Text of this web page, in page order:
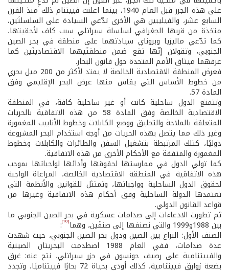
على هذه الجزر قبل العام 1940، بينما اعلنت فييتنام ذلك منذ القرن
السابع عشر، والفيليبين هي الأخرى تدّعي السيادة على السلسلتَين،
متخذة من قربها الجغرافي لسلسلة سبراتلي سبب كاف لأحقيتها،
كما تدّعي ماليزيا وبروناي سيادتهما على منطقة في بحر الصين
الجنوبي، وتقولان إنّها تقع ضمن منطقتَيهما الاقتصاديتَين كما
عرفهما ميثاق الأمم المتحدة حول قانون البحار.
فعرض المنطقة الاقتصادية الخالصة لا يمتد لأكثر من 200 ميل بحري
من خطوط الأساس التي يقاس منها عرض البحر الإقليمي وفق
المادة 57.
وتتمتع الدول ساحلية كانت أو غير ساحلية كافة، في المنطقة
الاقتصادية الخالصة وفق المادة 58 من هذه الاتفاقية بالحريات
المتعلقة بالملاحة والتحليق ووضع الكابلات وخطوط الأنابيب المغمورة
وغير ذلك مما يتصل بهذه الحريات من أوجه استخدام البحر المشروعة
دوليًا، كتلك المرتبطة بتشغيل السفن والطائرات والكابلات وخطوط
المغمورة والمتفقة مع الأحكام الأخرى من هذه الاتفاقية.
كما تولي الدول في ممارستها لحقوقها وأدائها لواجباتها بموجب
هذه الاتفاقية في المنطقة الاقتصادية الخالصة، المراعاة الواجبة
لحقوق الدول الساحلية وواجباتها، وتمتثل للقوانين والأنظمة التي
تعتمدها الدولة الساحلية وفق أحكام هذه الاتفاقية وغيرها من
قواعد القانون الدولي.
ثم تطورت الادعاءات إلى صدامات عسكرية في بحر الصين الجنوبي ما
بين 1988و1999 والتي نصنفها إلى صنفَين، وهما [10]
:
الصنف الأول: النزاع بين الصين ودول بحر الصين الجنوبي، حيث شهدت
عدة صدامات، ففي العام 1988 اصطدمت البحريتان الصينية
والفييتنامية على رصيف جونسون في جزر سبراتلي، نتج عنه: غرق
بضعة زوارق فييتنامية، كذلك أودى بحياة 72 بحارًا فييتناميًا، وتجدد